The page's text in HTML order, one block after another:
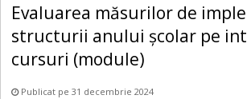
Evaluarea măsurilor de
structurii anului școlar pe
cursuri (module)
Publicat pe 31 decembrie 2024